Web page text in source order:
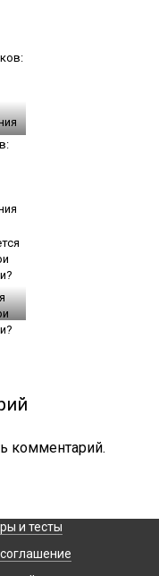
комментарий.
и тесты